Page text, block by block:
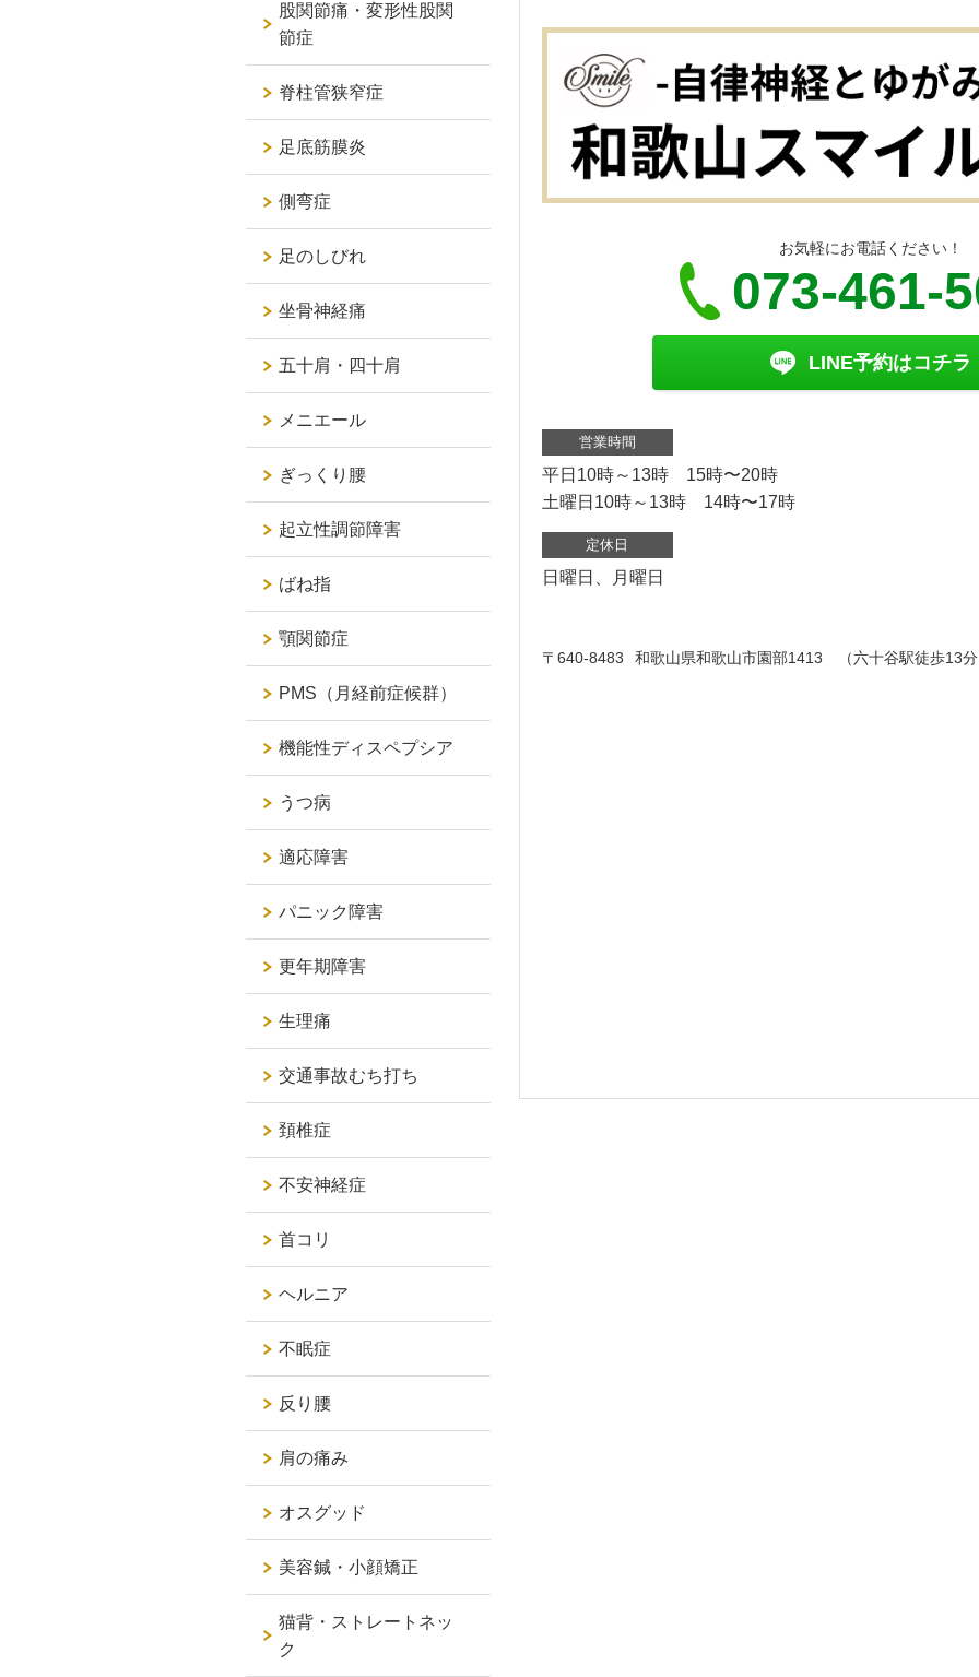
お気軽にお電話ください！
073-461-
LINE予約はコチラ
営業時間
平日10時～13時 15時〜20時
土曜日10時～13時 14時〜17時
定休日
日曜日、月曜日
〒640-8483 和歌山県和歌山市園部1413 （六十谷駅徒歩13
股関節痛・変形性股関
節症
脊柱管狭窄症
足底筋膜炎
側弯症
足のしびれ
坐骨神経痛
五十肩・四十肩
メニエール
ぎっくり腰
起立性調節障害
ばね指
顎関節症
PMS（月経前症候群）
機能性ディスペプシア
うつ病
適応障害
パニック障害
更年期障害
生理痛
交通事故むち打ち
頚椎症
不安神経症
首コリ
ヘルニア
不眠症
反り腰
肩の痛み
オスグッド
美容鍼・小顔矯正
猫背・ストレートネッ
ク